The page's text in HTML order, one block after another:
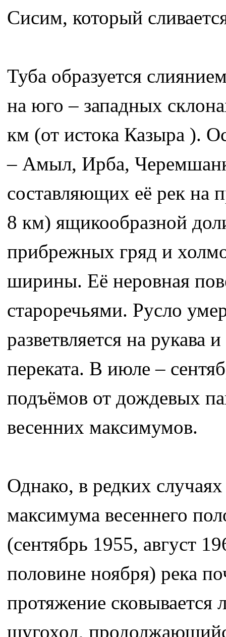
Сисим, который
Туба образуется
на юго – западных
км (от истока Казыра ).
– Амыл, Ирба,
составляющих её рек на
8 км) ящикообразной
прибрежных гряд и
ширины. Её неровная
староречьями. Русло
разветвляется на рукава
переката. В июле –
подъёмов от дождевых
весенних максимумов.
Однако, в редких
максимума весеннего
(сентябрь 1955, август
половине ноября) река
протяжение
щугоход,